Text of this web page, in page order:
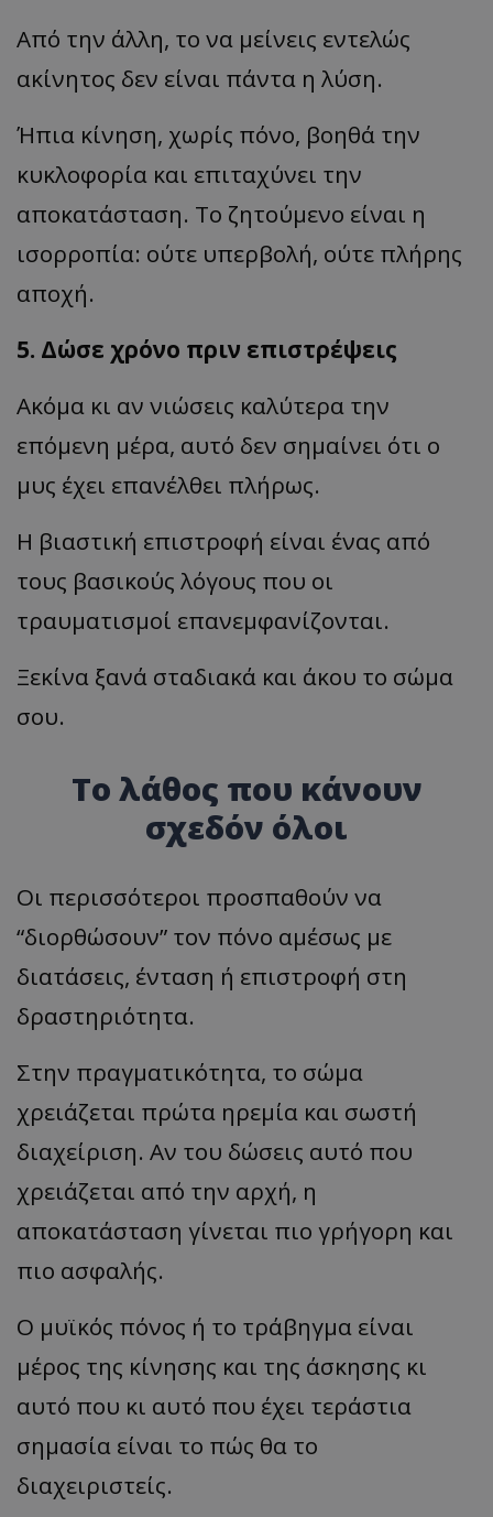
Από την άλλη, το να μείνεις εντελώς
ακίνητος δεν είναι πάντα η λύση.
Ήπια κίνηση, χωρίς πόνο, βοηθά την
κυκλοφορία και επιταχύνει την
αποκατάσταση. Το ζητούμενο είναι η
ισορροπία: ούτε υπερβολή, ούτε πλήρης
αποχή.
5. Δώσε χρόνο πριν επιστρέψεις
Ακόμα κι αν νιώσεις καλύτερα την
επόμενη μέρα, αυτό δεν σημαίνει ότι ο
μυς έχει επανέλθει πλήρως.
Η βιαστική επιστροφή είναι ένας από
τους βασικούς λόγους που οι
τραυματισμοί επανεμφανίζονται.
Ξεκίνα ξανά σταδιακά και άκου το σώμα
σου.
Το λάθος που κάνουν
σχεδόν όλοι
Οι περισσότεροι προσπαθούν να
“διορθώσουν” τον πόνο αμέσως με
διατάσεις, ένταση ή επιστροφή στη
δραστηριότητα.
Στην πραγματικότητα, το σώμα
χρειάζεται πρώτα ηρεμία και σωστή
διαχείριση. Αν του δώσεις αυτό που
χρειάζεται από την αρχή, η
αποκατάσταση γίνεται πιο γρήγορη και
πιο ασφαλής.
Ο μυϊκός πόνος ή το τράβηγμα είναι
μέρος της κίνησης και της άσκησης κι
αυτό που κι αυτό που έχει τεράστια
σημασία είναι το πώς θα το
διαχειριστείς.